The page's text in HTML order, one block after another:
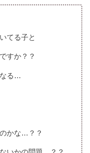
てる子と
すか？？
る…
かな…？？